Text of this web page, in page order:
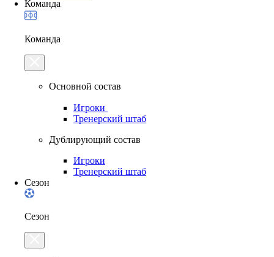
Команда
Команда
Основной состав
Игроки
Тренерский штаб
Дублирующий состав
Игроки
Тренерский штаб
Сезон
Сезон